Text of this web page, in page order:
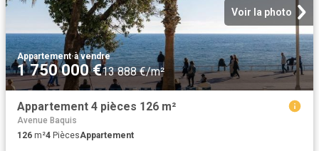
Voir la photo
Appartement·à vendre
1 750 000 €13 888 €/m²
Appartement 4 pièces 126 m²
Avenue Baquis
126 m²4 PiècesAppartement